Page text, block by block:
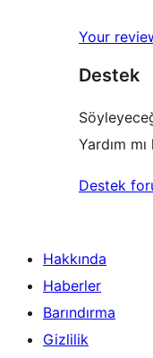
Your
Destek
Yardım mı
Destek
Hakkında
Haberler
Barındırma
Gizlilik